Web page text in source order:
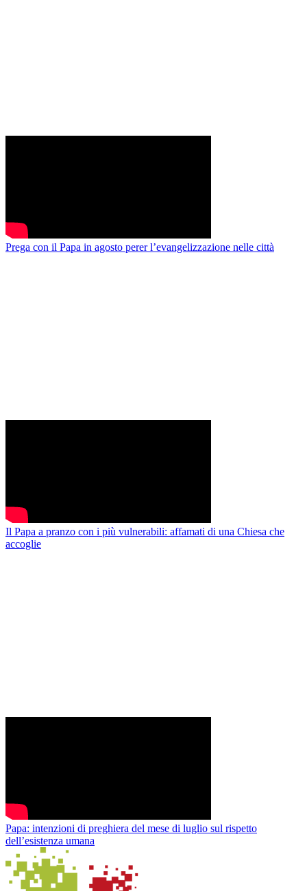
Prega con il Papa in agosto perer l’evangelizzazione nelle città
Il Papa a pranzo con i più vulnerabili: affamati di una Chiesa che
accoglie
Papa: intenzioni di preghiera del mese di luglio sul rispetto
dell’esistenza umana